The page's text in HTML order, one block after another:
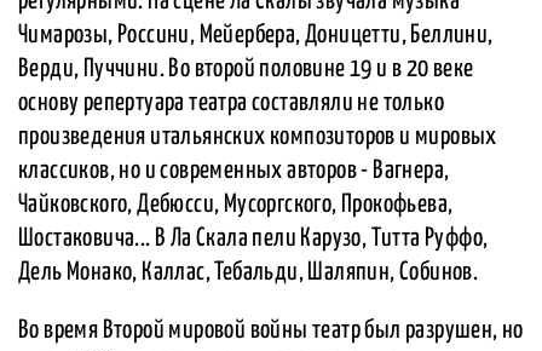
Чимарозы, Россини, Мейербера, Доницетти, Беллини,
Верди, Пуччини. Во второй половине 19 и в 20 веке
основу репертуара театра составляли не только
произведения итальянских композиторов и мировых
классиков, но и современных авторов - Вагнера,
Чайковского, Дебюсси, Мусоргского, Прокофьева,
Шостаковича... В Ла Скала пели Карузо, Титта Руффо,
Дель Монако, Каллас, Тебальди, Шаляпин, Собинов.
Во время Второй мировой войны театр был разрушен, но